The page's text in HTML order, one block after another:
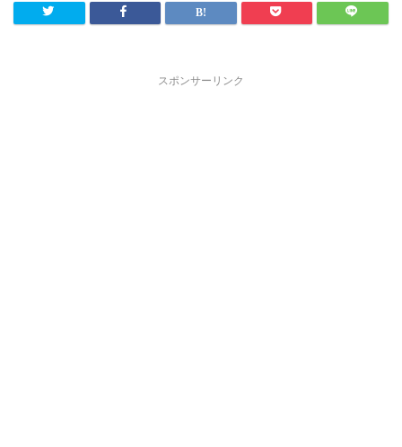
スポンサーリンク